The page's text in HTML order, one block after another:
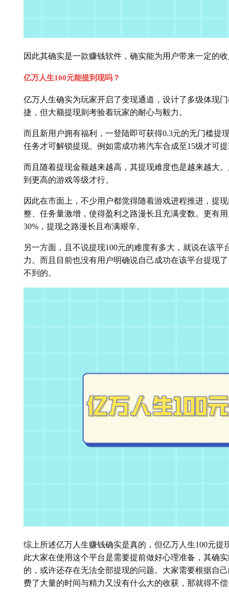
因此其确实是一款赚钱软件，确实能为用户带来一定的
亿万人生100元能提到现吗？
亿万人生确实为玩家开启了变现通道，设计了多级体现
捷，但大额提现则考验着玩家的耐心与毅力。
而且新用户拥有福利，一登陆即可获得0.3元的无门槛提
任务才可解锁提现。例如需成功将汽车合成至15级才可
而且随着提现金额越来越高，其提现难度也是越来越大
到更高的游戏等级才行。
因此在市面上，不少用户都觉得随着游戏进程推进，提
整、任务量激增，使得盈利之路漫长且充满变数。更有
30%，提现之路漫长且布满艰辛。
另一方面，且不说提现100元的难度有多大，就说在该
力。而且目前也没有用户明确说自己成功在该平台提现
不到的。
综上所述亿万人生赚钱确实是真的，但亿万人生100元
此大家在使用这个平台是需要提前做好心理准备，其确
的，或许还存在无法全部提现的问题。大家需要根据自
费了大量的时间与精力又没有什么大的收获，那就得不